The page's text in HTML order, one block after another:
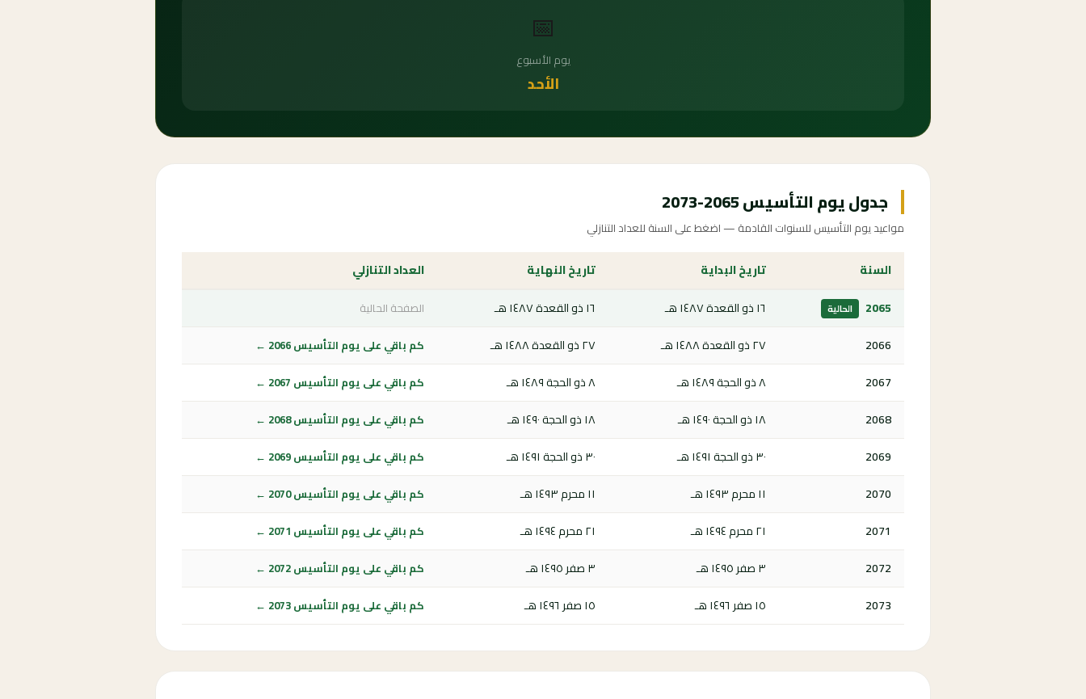
📅
يوم الأسبوع
الأحد
جدول يوم التأسيس 2065-2073
مواعيد يوم التأسيس للسنوات القادمة — اضغط على السنة للعداد التنازلي
السنة تاريخ البداية تاريخ النهاية
العداد التنازلي
2065
الحالية ١٦ ذو القعدة ١٤٨٧ هـ ١٦ ذو القعدة ١٤٨٧ هـ الصفحة الحالية
2066 ٢٧ ذو القعدة ١٤٨٨ هـ ٢٧ ذو القعدة ١٤٨٨ هـ كم باقي على يوم التأسيس 2066 ←
2067 ٨ ذو الحجة ١٤٨٩ هـ ٨ ذو الحجة ١٤٨٩ هـ كم باقي على يوم التأسيس 2067 ←
2068 ١٨ ذو الحجة ١٤٩٠ هـ ١٨ ذو الحجة ١٤٩٠ هـ كم باقي على يوم التأسيس 2068 ←
2069 ٣٠ ذو الحجة ١٤٩١ هـ ٣٠ ذو الحجة ١٤٩١ هـ كم باقي على يوم التأسيس 2069 ←
2070 ١١ محرم ١٤٩٣ هـ ١١ محرم ١٤٩٣ هـ كم باقي على يوم التأسيس 2070 ←
2071 ٢١ محرم ١٤٩٤ هـ ٢١ محرم ١٤٩٤ هـ كم باقي على يوم التأسيس 2071 ←
2072 ٣ صفر ١٤٩٥ هـ ٣ صفر ١٤٩٥ هـ كم باقي على يوم التأسيس 2072 ←
2073 ١٥ صفر ١٤٩٦ هـ ١٥ صفر ١٤٩٦ هـ كم باقي على يوم التأسيس 2073 ←